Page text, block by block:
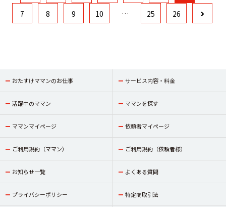
7
8 9 10 … 25 26
おたすけママンのお仕事 サービス内容・料金
活躍中のママン ママンを探す
ママンマイページ 依頼者マイページ
ご利用規約（ママン） ご利用規約（依頼者様）
お知らせ一覧 よくある質問
プライバシーポリシー 特定商取引法